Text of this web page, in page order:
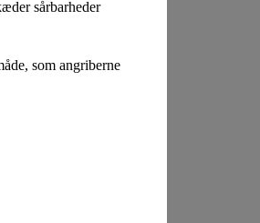
sårbarheder
som angriberne